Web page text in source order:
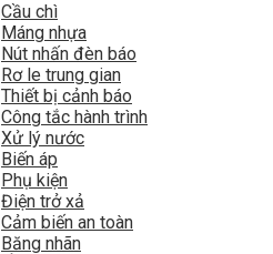
Cầu chì
Máng nhựa
Nút nhấn đèn báo
Rơ le trung gian
Thiết bị cảnh báo
Công tắc hành trình
Xử lý nước
Biến áp
Phụ kiện
Điện trở xả
Cảm biến an toàn
Băng nhãn